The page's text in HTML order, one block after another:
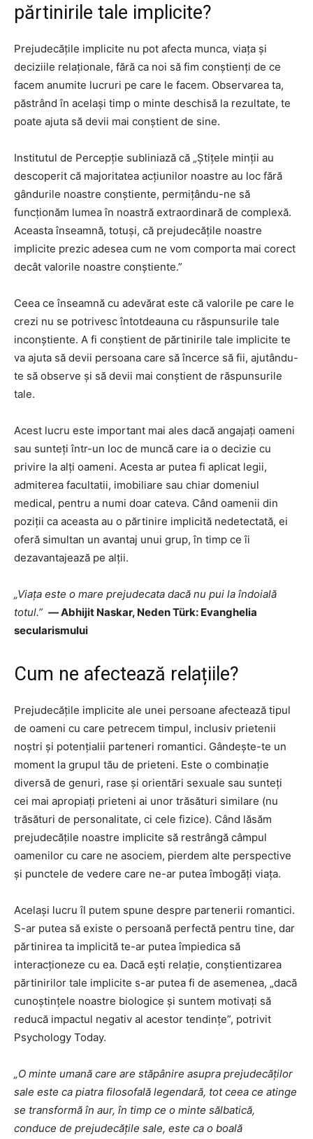
părtinirile tale implicite?
Prejudecățile implicite nu pot afecta munca, viața și
deciziile relaționale, fără ca noi să fim conștienți de ce
facem anumite lucruri pe care le facem. Observarea ta,
păstrând în același timp o minte deschisă la rezultate, te
poate ajuta să devii mai conștient de sine.
Institutul de Percepție subliniază că „Știțele minții au
descoperit că majoritatea acțiunilor noastre au loc fără
gândurile noastre conștiente, permițându-ne să
funcționăm lumea în noastră extraordinară de complexă.
Aceasta înseamnă, totuși, că prejudecățile noastre
implicite prezic adesea cum ne vom comporta mai corect
decât valorile noastre conștiente.”
Ceea ce înseamnă cu adevărat este că valorile pe care le
crezi nu se potrivesc întotdeauna cu răspunsurile tale
inconștiente. A fi conștient de părtinirile tale implicite te
va ajuta să devii persoana care să încerce să fii, ajutându-
te să observe și să devii mai conștient de răspunsurile
tale.
Acest lucru este important mai ales dacă angajați oameni
sau sunteți într-un loc de muncă care ia o decizie cu
privire la alți oameni. Acesta ar putea fi aplicat legii,
admiterea facultatii, imobiliare sau chiar domeniul
medical, pentru a numi doar cateva. Când oamenii din
poziții ca aceasta au o părtinire implicită nedetectată, ei
oferă simultan un avantaj unui grup, în timp ce îi
dezavantajează pe alții.
„Viața este o mare prejudecata dacă nu pui la îndoială
totul.” ― Abhijit Naskar, Neden Türk: Evanghelia
secularismului
Cum ne afectează relațiile?
Prejudecățile implicite ale unei persoane afectează tipul
de oameni cu care petrecem timpul, inclusiv prietenii
noștri și potențialii parteneri romantici. Gândește-te un
moment la grupul tău de prieteni. Este o combinație
diversă de genuri, rase și orientări sexuale sau sunteți
cei mai apropiați prieteni ai unor trăsături similare (nu
trăsături de personalitate, ci cele fizice). Când lăsăm
prejudecățile noastre implicite să restrângă câmpul
oamenilor cu care ne asociem, pierdem alte perspective
și punctele de vedere care ne-ar putea îmbogăți viața.
Același lucru îl putem spune despre partenerii romantici.
S-ar putea să existe o persoană perfectă pentru tine, dar
părtinirea ta implicită te-ar putea împiedica să
interacționeze cu ea. Dacă ești relație, conștientizarea
părtinirilor tale implicite s-ar putea fi de asemenea, „dacă
cunoștințele noastre biologice și suntem motivați să
reducă impactul negativ al acestor tendințe”, potrivit
Psychology Today.
„O minte umană care are stăpânire asupra prejudecăților
sale este ca piatra filosofală legendară, tot ceea ce atinge
se transformă în aur, în timp ce o minte sălbatică,
conduce de prejudecățile sale, este ca o boală